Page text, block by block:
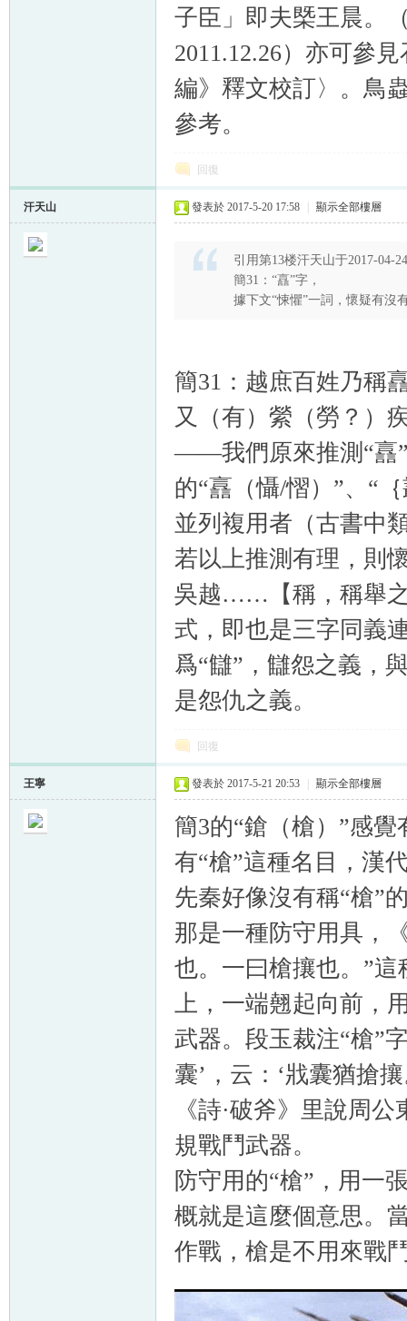
子臣」即夫槩王晨。
2011.12.26）亦可參
編》釋文校訂〉。鳥
參考。
回復
汗天山 發表於 2017-5-20 17:58 顯示全部樓層
引用第13楼汗天山于2017-04-
簡31：“譶”字，
據下文“悚懼”一詞，懷疑有沒
簡31：越庶百姓乃稱
又（有）縈（勞？）
——我們原來推測“譶”
的“譶（懾/慴）”、“
並列複用者（古書中
若以上推測有理，則
吳越……【稱，稱舉
式，即也是三字同義
爲“讎”，讎怨之義，
是怨仇之義。
回復
王寧 發表於 2017-5-21 20:53 顯示全部樓層
簡3的“鎗（槍）”感
有“槍”這種名目，漢
先秦好像沒有稱“槍”
那是一種防守用具，
也。一曰槍攘也。”
上，一端翹起向前，
武器。段玉裁注“槍”
囊’，云：‘戕囊猶搶
《詩·破斧》里說周
規戰鬥武器。
防守用的“槍”，用一
概就是這麼個意思。
作戰，槍是不用來戰